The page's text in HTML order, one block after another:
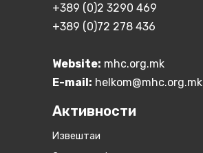
+389 (0)2 3290 469
+389 (0)72 278 436
Website: mhc.org.mk
E-mail: helkom@mhc.org.mk
Активности
Извештаи